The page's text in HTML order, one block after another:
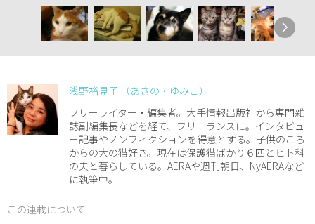
浅野裕見子 （あさの・ゆみこ）
フリーライター・編集者。大手情報出版社から専門雑
誌副編集長などを経て、フリーランスに。インタビュ
ー記事やノンフィクションを得意とする。子供のころ
からの大の猫好き。現在は保護猫ばかり６匹とヒト科
の夫と暮らしている。AERAや週刊朝日、NyAERAなど
に執筆中。
この連載について